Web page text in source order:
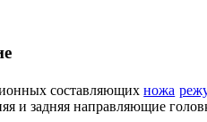
составляющихножа
и задняя направляющие